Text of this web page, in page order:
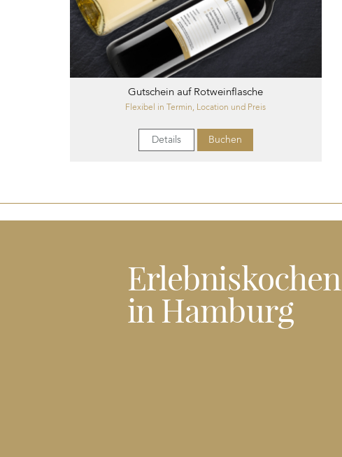
Gutschein auf Rotweinflasche
Flexibel in Termin, Location und Preis
Details Buchen
Erlebniskochen
in Hamburg